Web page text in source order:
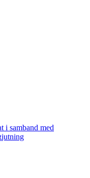
i samband med